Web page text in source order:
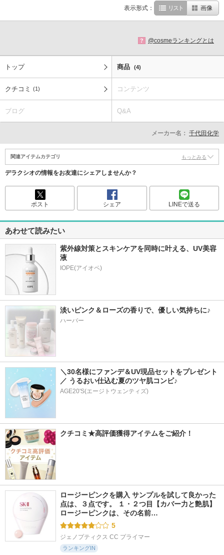
表示形式： リスト 画像
? @cosmeランキングとは
トップ 商品 (4)
クチコミ (1) コンテンツ
ブログ Q&A
メーカー名： 千代田化学
関連アイテムカテゴリ もっとみる
デラクシオの情報をお友達にシェアしませんか？
ポスト シェア LINEで送る
あわせて読みたい
紫外線対策とスキンケアを同時に叶える、UV美容
液
淡いピンク＆ローズの香りで、優しい気持ちに♪
ハーバー
＼30名様にファンデ＆UV現品セットをプレゼント
／ うるおい仕込む夏のツヤ肌コンビ♪
AGE20'S(エージトウェンティズ)
クチコミ★高評価獲得アイテムをご紹介！
ロージーピンクを購入 サンプルを試して良かった
点は、３点です。 １・２つ目【カバー力と艶肌】
ロージーピンクは、その名前…
5
ジェノプティクス CC プライマー
ランキングIN